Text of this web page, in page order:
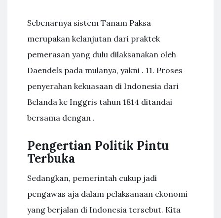
Sebenarnya sistem Tanam Paksa
merupakan kelanjutan dari praktek
pemerasan yang dulu dilaksanakan oleh
Daendels pada mulanya, yakni . 11. Proses
penyerahan kekuasaan di Indonesia dari
Belanda ke Inggris tahun 1814 ditandai
bersama dengan .
Pengertian Politik Pintu
Terbuka
Sedangkan, pemerintah cukup jadi
pengawas aja dalam pelaksanaan ekonomi
yang berjalan di Indonesia tersebut. Kita